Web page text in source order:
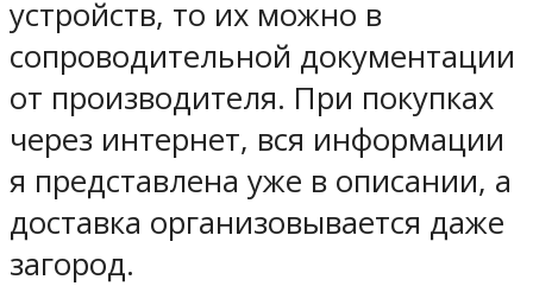
устройств, то их можно в
сопроводительной документации
от производителя. При покупках
через интернет, вся информации
я представлена уже в описании, а
доставка организовывается даже
загород.